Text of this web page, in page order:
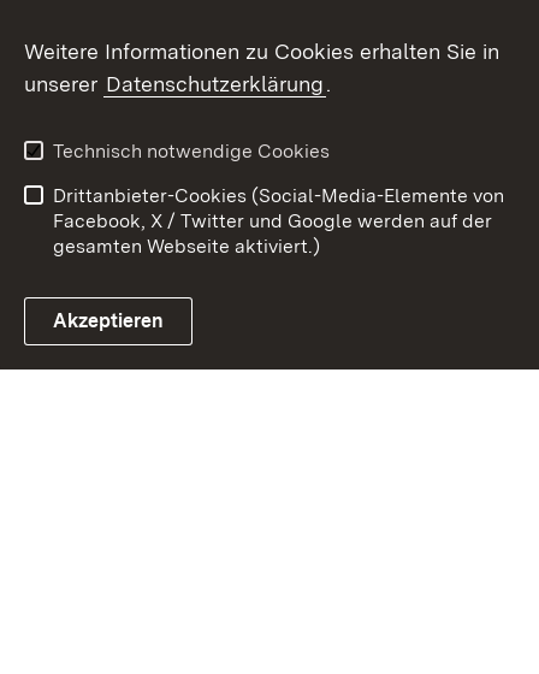
Link zum Landesportal
Datenschutz
Barrierefreiheit
Impressum
Cookies
Weitere Informationen zu Cookies erhalten Sie in
unserer Datenschutzerklärung.
Technisch notwendige Cookies
Drittanbieter-Cookies (Social-Media-Elemente von
Facebook, X / Twitter und Google werden auf der
gesamten Webseite aktiviert.)
Akzeptieren